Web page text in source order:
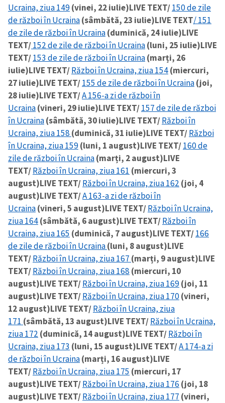
Ucraina, ziua 149(vinei, 22 iulie)LIVE TEXT/150 de zile
de război în Ucraina(sâmbătă, 23 iulie)LIVE TEXT/ 151
de zile de război în Ucraina(duminică, 24 iulie)LIVE
TEXT/152 de zile de război în Ucraina(luni, 25 iulie)LIVE
TEXT/153 de zile de război în Ucraina(marți, 26
iulie)LIVE TEXT/Război în Ucraina, ziua 154(miercuri,
27 iulie)LIVE TEXT/155 de zile de război în Ucraina(joi,
28 iulie)LIVE TEXT/A 156-a zi de război în
Ucraina(vineri, 29 iulie)LIVE TEXT/157 de zile de război
în Ucraina(sâmbătă, 30 iulie)LIVE TEXT/Război în
Ucraina, ziua 158 (duminică, 31 iulie)LIVE TEXT/Război
în Ucraina, ziua 159(luni, 1 august)LIVE TEXT/160 de
zile de război în Ucraina(marți, 2 august)LIVE
TEXT/Război în Ucraina, ziua 161 (miercuri, 3
august)LIVE TEXT/Război în Ucraina, ziua 162 (joi, 4
august)LIVE TEXT/A 163-a zi de război în
Ucraina(vineri, 5 august)LIVE TEXT/Război în Ucraina,
ziua 164(sâmbătă, 6 august)LIVE TEXT/Război în
Ucraina, ziua 165 (duminică, 7 august)LIVE TEXT/166
de zile de război în Ucraina(luni, 8 august)LIVE
TEXT/Război în Ucraina, ziua 167 (marți, 9 august)LIVE
TEXT/Război în Ucraina, ziua 168 (miercuri, 10
august)LIVE TEXT/Război în Ucraina, ziua 169(joi, 11
august)LIVE TEXT/Război în Ucraina, ziua 170(vineri,
12 august)LIVE TEXT/Război în Ucraina, ziua
171 (sâmbătă, 13 august)LIVE TEXT/Război în Ucraina,
ziua 172 (duminică, 14 august)LIVE TEXT/Război în
Ucraina, ziua 173 (luni, 15 august)LIVE TEXT/A 174-a zi
de război în Ucraina(marți, 16 august)LIVE
TEXT/Război în Ucraina, ziua 175 (miercuri, 17
august)LIVE TEXT/Război în Ucraina, ziua 176 (joi, 18
august)LIVE TEXT/Război în Ucraina, ziua 177 (vineri,